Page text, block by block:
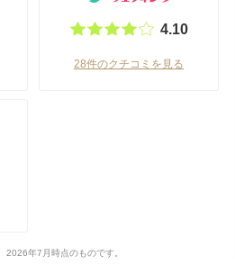
4.10
28件のクチコミを見る
2026年7月時点のものです。